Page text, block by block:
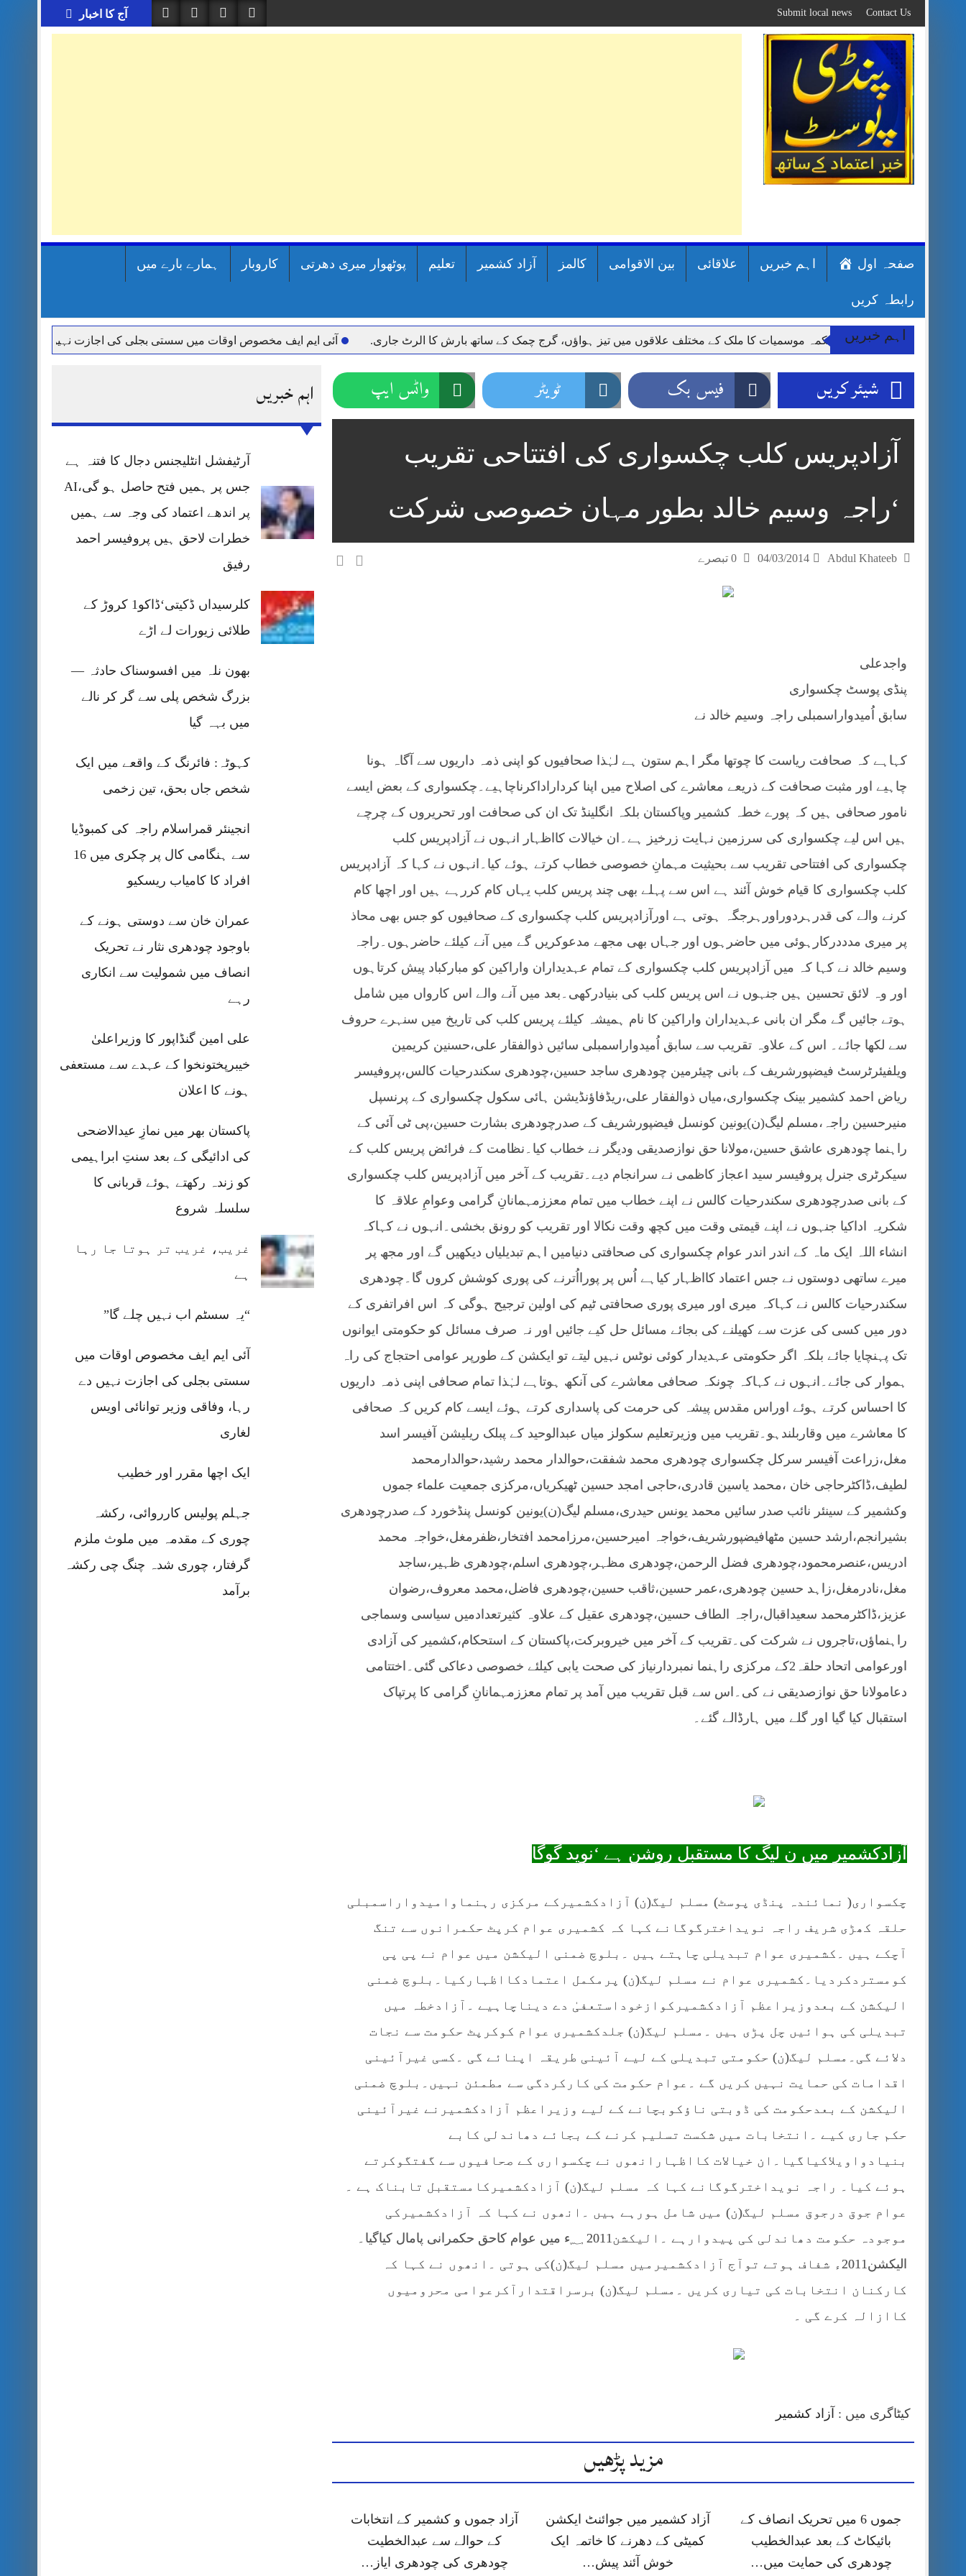
to
content
آج کا اخبار Contact Us
Submit local news
صفحہ اول اہم خبریں علاقائی بین الاقوامی کالمز آزاد کشمیر تعلیم پوٹھوار میری دھرتی کاروبار ہمارے بارے میں
رابطہ کریں
اہم خبریں
محکمہ موسمیات کا ملک کے مختلف علاقوں میں تیز ہواؤں، گرج چمک کے ساتھ بارش کا الرٹ جاری. آئی ایم ایف مخصوص اوقات میں سستی بجلی کی اجازت نہیں دے رہا، وفاقی وزیر
اہم خبریں
آرٹیفشل انٹلیجنس دجال کا فتنہ ہے
جس پر ہمیں فتح حاصل ہو گی،AI
پر اندھے اعتماد کی وجہ سے ہمیں
خطرات لاحق ہیں پروفیسر احمد
رفیق
کلرسیداں ڈکیتی‘ڈاکو1 کروڑ کے
طلائی زیورات لے اڑے
بھون نلہ میں افسوسناک حادثہ —
بزرگ شخص پلی سے گر کر نالے
میں بہہ گیا
کہوٹہ: فائرنگ کے واقعے میں ایک
شخص جاں بحق، تین زخمی
انجینئر قمراسلام راجہ کی کمبوڈیا
سے ہنگامی کال پر چکری میں 16
افراد کا کامیاب ریسکیو
عمران خان سے دوستی ہونے کے
باوجود چودھری نثار نے تحریک
انصاف میں شمولیت سے انکاری
رہے
علی امین گنڈاپور کا وزیراعلیٰ
خیبرپختونخوا کے عہدے سے مستعفی
ہونے کا اعلان
پاکستان بھر میں نمازِ عیدالاضحی
کی ادائیگی کے بعد سنتِ ابراہیمی
کو زندہ رکھتے ہوئے قربانی کا
سلسلہ شروع
غریب، غریب تر ہوتا جا رہا
ہے
“یہ سسٹم اب نہیں چلے گا”
آئی ایم ایف مخصوص اوقات میں
سستی بجلی کی اجازت نہیں دے
رہا، وفاقی وزیر توانائی اویس
لغاری
ایک اچھا مقرر اور خطیب
جہلم پولیس کارروائی، رکشہ
چوری کے مقدمہ میں ملوث ملزم
گرفتار، چوری شدہ چنگ چی رکشہ
برآمد
شیئر کریں فیس بک ٹویٹر واٹس ایپ
آزادپریس کلب چکسواری کی افتتاحی تقریب
‘راجہ وسیم خالد بطور مہان خصوصی شرکت
Abdul Khateeb
04/03/2014
واجدعلی
پنڈی پوسٹ چکسواری
سابق اُمیدواراسمبلی راجہ وسیم خالد نے
کہاہے کہ صحافت ریاست کا چوتھا مگر اہم ستون ہے لہٰذا صحافیوں کو اپنی ذمہ داریوں سے آگاہ ہونا
چاہیے اور مثبت صحافت کے ذریعے معاشرے کی اصلاح میں اپنا کرداراداکرناچاہیے۔چکسواری کے بعض ایسے
نامور صحافی ہیں کہ پورے خطہ کشمیر وپاکستان بلکہ انگلینڈ تک ان کی صحافت اور تحریروں کے چرچے
ہیں اس لیے چکسواری کی سرزمین نہایت زرخیز ہے۔ان خیالات کااظہار انہوں نے آزادپریس کلب
چکسواری کی افتتاحی تقریب سے بحیثیت مہمانِ خصوصی خطاب کرتے ہوئے کیا۔انہوں نے کہا کہ آزادپریس
کلب چکسواری کا قیام خوش آئند ہے اس سے پہلے بھی چند پریس کلب یہاں کام کررہے ہیں اور اچھا کام
کرنے والے کی قدرہردوراورہرجگہ ہوتی ہے اورآزادپریس کلب چکسواری کے صحافیوں کو جس بھی محاذ
پر میری مدددرکارہوئی میں حاضرہوں اور جہاں بھی مجھے مدعوکریں گے میں آنے کیلئے حاضرہوں۔راجہ
وسیم خالد نے کہا کہ میں آزادپریس کلب چکسواری کے تمام عہدیداران واراکین کو مبارکباد پیش کرتاہوں
اور وہ لائق تحسین ہیں جنہوں نے اس پریس کلب کی بنیادرکھی۔بعد میں آنے والے اس کارواں میں شامل
ہوتے جائیں گے مگر ان بانی عہدیداران واراکین کا نام ہمیشہ کیلئے پریس کلب کی تاریخ میں سنہرے حروف
سے لکھا جائے۔ اس کے علاوہ تقریب سے سابق اُمیدواراسمبلی سائیں ذوالفقار علی،حسنین کریمین
ویلفیئرٹرسٹ فیضپورشریف کے بانی چیئرمین چودھری ساجد حسین،چودھری سکندرحیات کالس،پروفیسر
ریاض احمد کشمیر بینک چکسواری،میاں ذوالفقار علی،ریڈفاؤنڈیشن ہائی سکول چکسواری کے پرنسپل
منیرحسین راجہ،مسلم لیگ(ن)یونین کونسل فیضپورشریف کے صدرچودھری بشارت حسین،پی ٹی آئی کے
راہنما چودھری عاشق حسین،مولانا حق نوازصدیقی ودیگر نے خطاب کیا۔نظامت کے فرائض پریس کلب کے
سیکرٹری جنرل پروفیسر سید اعجاز کاظمی نے سرانجام دیے۔تقریب کے آخر میں آزادپریس کلب چکسواری
کے بانی صدرچودھری سکندرحیات کالس نے اپنے خطاب میں تمام معززمہمانانِ گرامی وعوامِ علاقہ کا
شکریہ اداکیا جنہوں نے اپنے قیمتی وقت میں کچھ وقت نکالا اور تقریب کو رونق بخشی۔انہوں نے کہاکہ
انشاء اللہ ایک ماہ کے اندر اندر عوام چکسواری کی صحافتی دنیامیں اہم تبدیلیاں دیکھیں گے اور مجھ پر
میرے ساتھی دوستوں نے جس اعتماد کااظہار کیاہے اُس پر پورااُترنے کی پوری کوشش کروں گا۔چودھری
سکندرحیات کالس نے کہاکہ میری اور میری پوری صحافتی ٹیم کی اولین ترجیح ہوگی کہ اس افراتفری کے
دور میں کسی کی عزت سے کھیلنے کی بجائے مسائل حل کیے جائیں اور نہ صرف مسائل کو حکومتی ایوانوں
تک پہنچایا جائے بلکہ اگر حکومتی عہدیدار کوئی نوٹس نہیں لیتے تو ایکشن کے طورپر عوامی احتجاج کی راہ
ہموار کی جائے۔انہوں نے کہاکہ چونکہ صحافی معاشرے کی آنکھ ہوتاہے لہٰذا تمام صحافی اپنی ذمہ داریوں
کا احساس کرتے ہوئے اوراس مقدس پیشہ کی حرمت کی پاسداری کرتے ہوئے ایسے کام کریں کہ صحافی
کا معاشرے میں وقاربلندہو۔تقریب میں وزیرتعلیم سکولز میاں عبدالوحید کے پبلک ریلیشن آفیسر اسد
مغل،زراعت آفیسر سرکل چکسواری چودھری محمد شفقت،حوالدار محمد رشید،حوالدارمحمد
لطیف،ڈاکٹرحاجی خان ،محمد یاسین قادری،حاجی امجد حسین ٹھیکریاں،مرکزی جمعیت علماء جموں
وکشمیر کے سینئر نائب صدر سائیں محمد یونس حیدری،مسلم لیگ(ن)یونین کونسل پنڈخورد کے صدرچودھری
بشیرانجم،ارشد حسین مٹھافیضپورشریف،خواجہ امیرحسین،مرزامحمد افتخار،ظفرمغل،خواجہ محمد
ادریس،عنصرمحمود،چودھری فضل الرحمن،چودھری مظہر،چودھری اسلم،چودھری ظہیر،ساجد
مغل،نادرمغل،زاہد حسین چودھری،عمر حسین،ثاقب حسین،چودھری فاضل،محمد معروف،رضوان
عزیز،ڈاکٹرمحمد سعیداقبال،راجہ الطاف حسین،چودھری عقیل کے علاوہ کثیرتعدادمیں سیاسی وسماجی
راہنماؤں،تاجروں نے شرکت کی۔تقریب کے آخر میں خیروبرکت،پاکستان کے استحکام،کشمیر کی آزادی
اورعوامی اتحاد حلقہ2کے مرکزی راہنما نمبردارنیاز کی صحت یابی کیلئے خصوصی دعاکی گئی۔اختتامی
دعامولانا حق نوازصدیقی نے کی۔اس سے قبل تقریب میں آمد پر تمام معززمہمانانِ گرامی کا پرتپاک
استقبال کیا گیا اور گلے میں ہارڈالے گئے۔
آزادکشمیر میں ن لیگ کا مستقبل روشن ہے ‘نوید گوگا
چکسواری( نمائندہ پنڈی پوسٹ) مسلم لیگ(ن) آزادکشمیرکے مرکزی رہنماوامیدواراسمبلی
حلقہ کھڑی شریف راجہ نویداخترگوگانے کہا کہ کشمیری عوام کرپٹ حکمرانوں سے تنگ
آچکے ہیں ۔کشمیری عوام تبدیلی چاہتے ہیں ۔بلوچ ضمنی الیکشن میں عوام نے پی پی
کومستردکردیا۔کشمیری عوام نے مسلم لیگ(ن) پرمکمل اعتمادکااظہارکیا۔بلوچ ضمنی
الیکشن کے بعدوزیراعظم آزادکشمیرکوازخوداستعفیٰ دے دیناچاہیے ۔آزادخطہ میں
تبدیلی کی ہوائیں چل پڑی ہیں ۔مسلم لیگ(ن) جلدکشمیری عوام کوکرپٹ حکومت سے نجات
دلائے گی۔مسلم لیگ(ن) حکومتی تبدیلی کے لیے آئینی طریقہ اپنائے گی ۔کسی غیرآئینی
اقدامات کی حمایت نہیں کریں گے ۔عوام حکومت کی کارکردگی سے مطمئن نہیں۔بلوچ ضمنی
الیکشن کے بعدحکومت کی ڈوبتی ناؤکوبچانے کے لیے وزیراعظم آزادکشمیرنے غیرآئینی
حکم جاری کیے ۔انتخابات میں شکست تسلیم کرنے کے بجائے دھاندلی کابے
بنیادواویلاکیاگیا۔ان خیالات کااظہارانھوں نے چکسواری کے صحافیوں سے گفتگوکرتے
ہوئے کیا۔ راجہ نویداخترگوگانے کہا کہ مسلم لیگ(ن) آزادکشمیرکامستقبل تابناک ہے ۔
عوام جوق درجوق مسلم لیگ(ن) میں شامل ہورہے ہیں ۔انھوں نے کہا کہ آزادکشمیرکی
موجودہ حکومت دھاندلی کی پیدوارہے ۔الیکشن2011 ؁ء میں عوام کاحق حکمرانی پامال کیاگیا۔
الیکشن2011ء شفاف ہوتے توآج آزادکشمیرمیں مسلم لیگ(ن)کی ہوتی ۔انھوں نے کہا کہ
کارکنان انتخابات کی تیاری کریں ۔مسلم لیگ(ن) برسراقتدارآکرعوامی محرومیوں
کاازالہ کرے گی ۔
کیٹاگری میں : آزاد کشمیر
مزید پڑھیں
جموں 6 میں تحریک انصاف کے
بائیکاٹ کے بعد عبدالخطیب
چودھری کی حمایت میں…
آزاد کشمیر میں جوائنٹ ایکشن
کمیٹی کے دھرنے کا خاتمہ ایک
خوش آئند پیش…
آزاد جموں و کشمیر کے انتخابات
کے حوالے سے عبدالخطیت
چودھری کی چودھری ایاز…